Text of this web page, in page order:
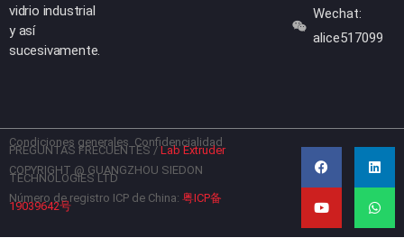
Wechat:
alice517099
vidrio industrial
y así
sucesivamente.
Condiciones generales Confidencialidad
PREGUNTAS FRECUENTES /Lab Extruder
COPYRIGHT @ GUANGZHOU SIEDON
TECHNOLOGIES LTD
Número de registro ICP de China: 粤ICP备
19039642号
F
a
c
e
o
o
k
L
n
k
d
i
n
Y
o
u
t
b
e
W
a
t
a
p
p